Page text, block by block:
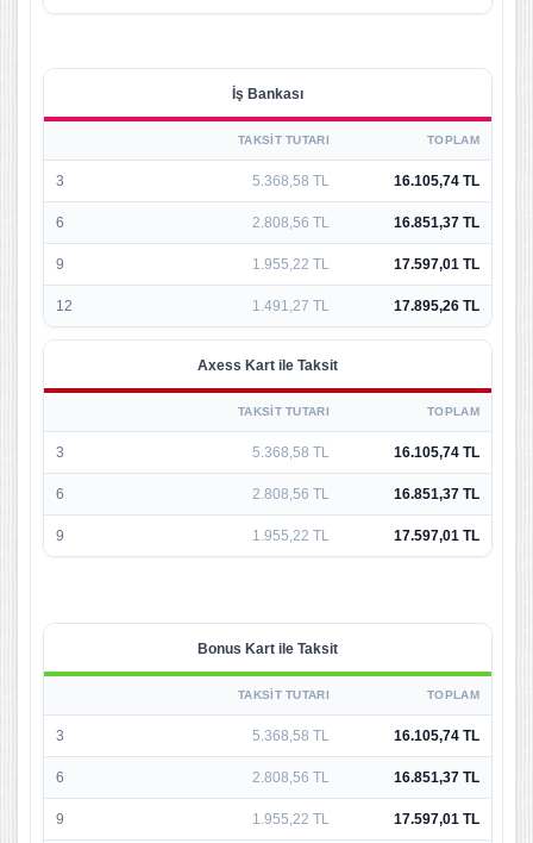
İş Bankası
TAKSIT TUTARI TOPLAM
3 5.368,58 TL 16.105,74 TL
6 2.808,56 TL 16.851,37 TL
9 1.955,22 TL 17.597,01 TL
12 1.491,27 TL 17.895,26 TL
Axess Kart ile Taksit
TAKSIT TUTARI TOPLAM
3 5.368,58 TL 16.105,74 TL
6 2.808,56 TL 16.851,37 TL
9 1.955,22 TL 17.597,01 TL
Bonus Kart ile Taksit
TAKSIT TUTARI TOPLAM
3 5.368,58 TL 16.105,74 TL
6 2.808,56 TL 16.851,37 TL
9 1.955,22 TL 17.597,01 TL